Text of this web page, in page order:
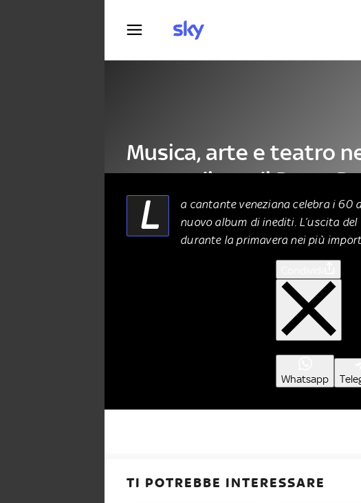
Musica, arte e teatro
nuovo disco di Patty
MUSICA 12 Marzo 2026
L
a cantante veneziana celebra i 60
nuovo album di inediti. L’uscita
durante la primavera nei più
Whatsapp
TI POTREBBE INTERESSARE